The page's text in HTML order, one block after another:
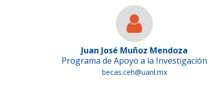
Juan José Muñoz Mendoza
Programa de Apoyo a la Investigación
becas.ceh@uanl.mx